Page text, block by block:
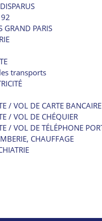
GRAND PARIS
transports
/ VOL DE CARTE BANCAIRE
/ VOL DE CHÉQUIER
/ VOL DE TÉLÉPHONE
CHAUFFAGE